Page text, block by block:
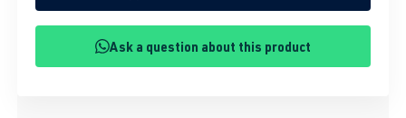
Ask a question about this product